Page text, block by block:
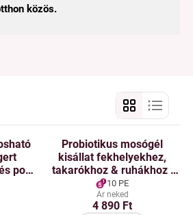
közös.
por
| 11
Probiotikus mosógél
kisállat fekhelyekhez,
takarókhoz & ruhákhoz |
DEOTEX® PETS WASH+ |
15 mosás
10 PE
Ár neked
4 890 Ft